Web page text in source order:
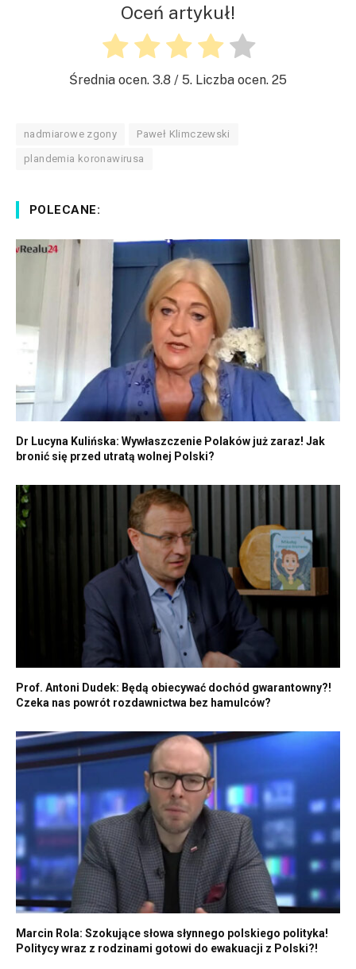
Oceń artykuł!
Średnia ocen. 3.8 / 5. Liczba ocen. 25
nadmiarowe zgony Paweł Klimczewski
plandemia koronawirusa
POLECANE:
Dr Lucyna Kulińska: Wywłaszczenie Polaków już zaraz! Jak
bronić się przed utratą wolnej Polski?
Prof. Antoni Dudek: Będą obiecywać dochód gwarantowny?!
Czeka nas powrót rozdawnictwa bez hamulców?
Marcin Rola: Szokujące słowa słynnego polskiego polityka!
Politycy wraz z rodzinami gotowi do ewakuacji z Polski?!